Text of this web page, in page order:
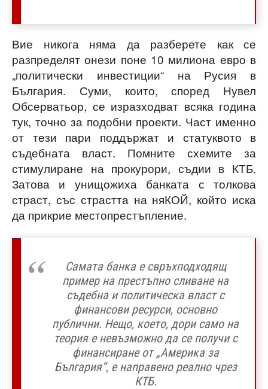
Вие никога няма да разберете как се
разпределят онези поне 10 милиона евро в
„политически инвестиции“ на Русия в
България. Суми, които, според Нувел
Обсерватьор, се изразходват всяка година
тук, точно за подобни проекти. Част именно
от тези пари поддържат и статуквото в
съдебната власт. Помните схемите за
стимулиране на прокурори, съдии в КТБ.
Затова и унищожиха банката с толкова
страст, със страстта на няКОЙ, който иска
да прикрие местопрестъпление.
Самата банка е свръхподходящ
пример на престъпно сливане на
съдебна и политическа власт с
финансови ресурси, основно
публични. Нещо, което, дори само на
теория е невъзможно да се получи с
финансиране от „Америка за
България“, е направено реално чрез
КТБ.